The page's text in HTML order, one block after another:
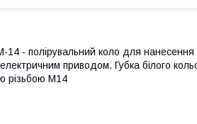
14 - полірувальний коло для нанесення
приводом. Губка білого
різьбою М14